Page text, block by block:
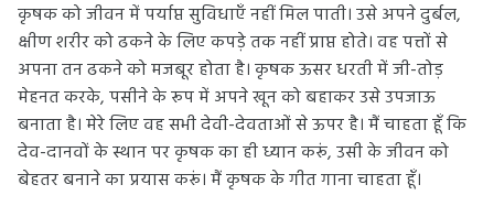
कृषक को जीवन में पर्याप्त सुविधाएँ नहीं मिल पाती। उसे अपने दुर्बल,
क्षीण शरीर को ढकने के लिए कपड़े तक नहीं प्राप्त होते। वह पत्तों से
अपना तन ढकने को मजबूर होता है। कृषक ऊसर धरती में जी-तोड़
मेहनत करके, पसीने के रूप में अपने खून को बहाकर उसे उपजाऊ
बनाता है। मेरे लिए वह सभी देवी-देवताओं से ऊपर है। मैं चाहता हूँ कि
देव-दानवों के स्थान पर कृषक का ही ध्यान करूं, उसी के जीवन को
बेहतर बनाने का प्रयास करूं। मैं कृषक के गीत गाना चाहता हूँ।